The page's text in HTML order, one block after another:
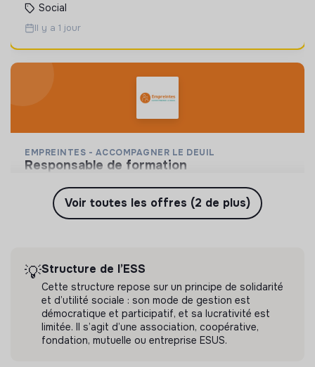
Social
Il y a 1 jour
EMPREINTES - ACCOMPAGNER LE DEUIL
responsable de formation
deuil et aider les personnes qui aident un proche !
Structure de l’ESS CDI
Paris, France
Voir toutes les offres (2 de plus)
💡Structure de l’ESS
Cette structure repose sur un principe de solidarité
et d’utilité sociale : son mode de gestion est
démocratique et participatif, et sa lucrativité est
limitée. Il s’agit d’une association, coopérative,
fondation, mutuelle ou entreprise ESUS.